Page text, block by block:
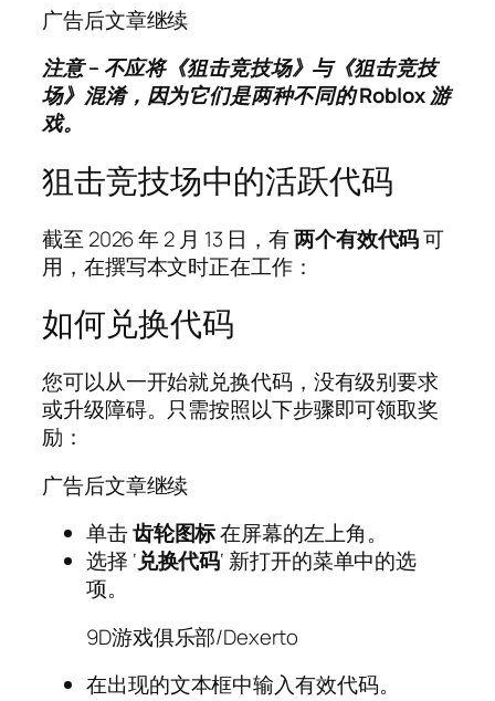
广告后文章继续
注意 – 不应将《狙击竞技场》与《狙击竞技
场》混淆，因为它们是两种不同的 Roblox 游
戏。
狙击竞技场中的活跃代码
截至 2026 年 2 月 13 日，有两个有效代码可
用，在撰写本文时正在工作：
如何兑换代码
您可以从一开始就兑换代码，没有级别要求
或升级障碍。只需按照以下步骤即可领取奖
励：
广告后文章继续
单击齿轮图标在屏幕的左上角。
选择 ‘兑换代码‘ 新打开的菜单中的选
项。
9D游戏俱乐部/Dexerto
在出现的文本框中输入有效代码。